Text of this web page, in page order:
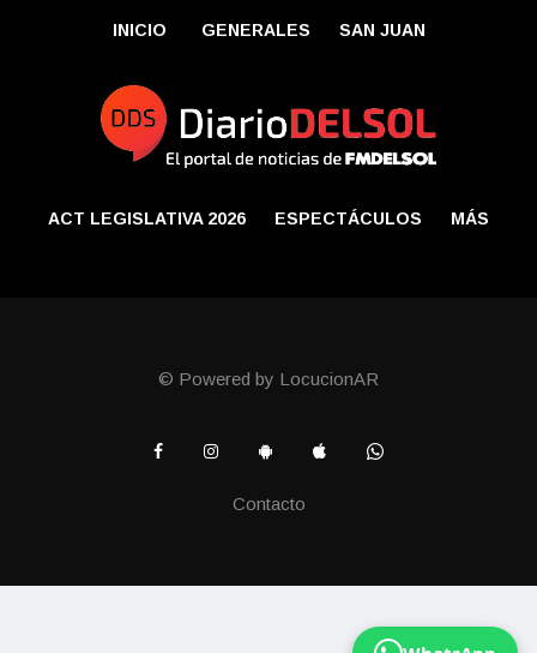
INICIO GENERALES SAN JUAN
ACT LEGISLATIVA 2026 ESPECTÁCULOS MÁS
© Powered by LocucionAR
Contacto